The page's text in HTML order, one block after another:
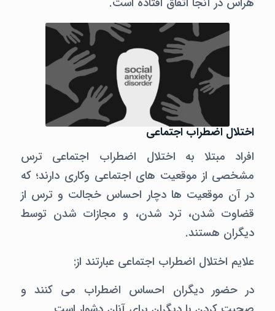
اختلال اضطراب اجتماعی
افراد مبتلا به اختلال اضطراب اجتماعی ترس
مشخصی از موقعیت های اجتماعی وکاری دارند؛ که
در آن موقعیت ها دچار احساس خجالت و ترس از
قضاوت شدن، ترد شدن، و مجازات شدن توسط
دیگران هستند.
علایم اختلال اضطراب اجتماعی عبارتند از:
در حضور دیگران احساس اضطراب می کنند و